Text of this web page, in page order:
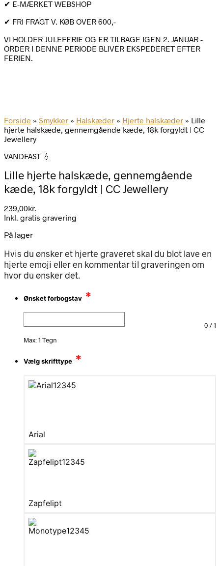
✔ E-MÆRKET WEBSHOP
✔ FRI FRAGT V. KØB OVER 600,-
VI HOLDER JULEFERIE OG ER TILBAGE IGEN 2. JANUAR -
ORDER I DENNE PERIODE BLIVER EKSPEDERET EFTER
FERIEN.
Forside » Smykker » Halskæder » Hjerte halskæder » Lille
hjerte halskæde, gennemgående kæde, 18k forgyldt | CC
Jewellery
VANDFAST 💧
Lille hjerte halskæde, gennemgående
kæde, 18k forgyldt | CC Jewellery
239,00kr.
Inkl. gratis gravering
På lager
Hvis du ønsker et hjerte graveret skal du blot lave en
hjerte emoji eller en kommentar til graveringen om
hvor du ønsker det.
Ønsket forbogstav *
0 /1
Max: 1 Tegn
Vælg skrifttype *
Arial
Zapfelipt